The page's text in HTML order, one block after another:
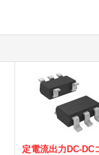
定電流出力DC-DC